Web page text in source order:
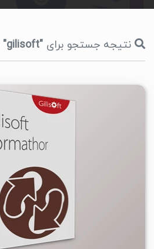
نتیجه جستجو برای "gilisoft"